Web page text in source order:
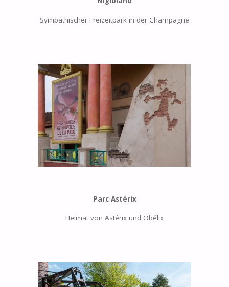
Sympathischer Freizeitpark in der Champagne
Parc Astérix
Heimat von Astérix und Obélix